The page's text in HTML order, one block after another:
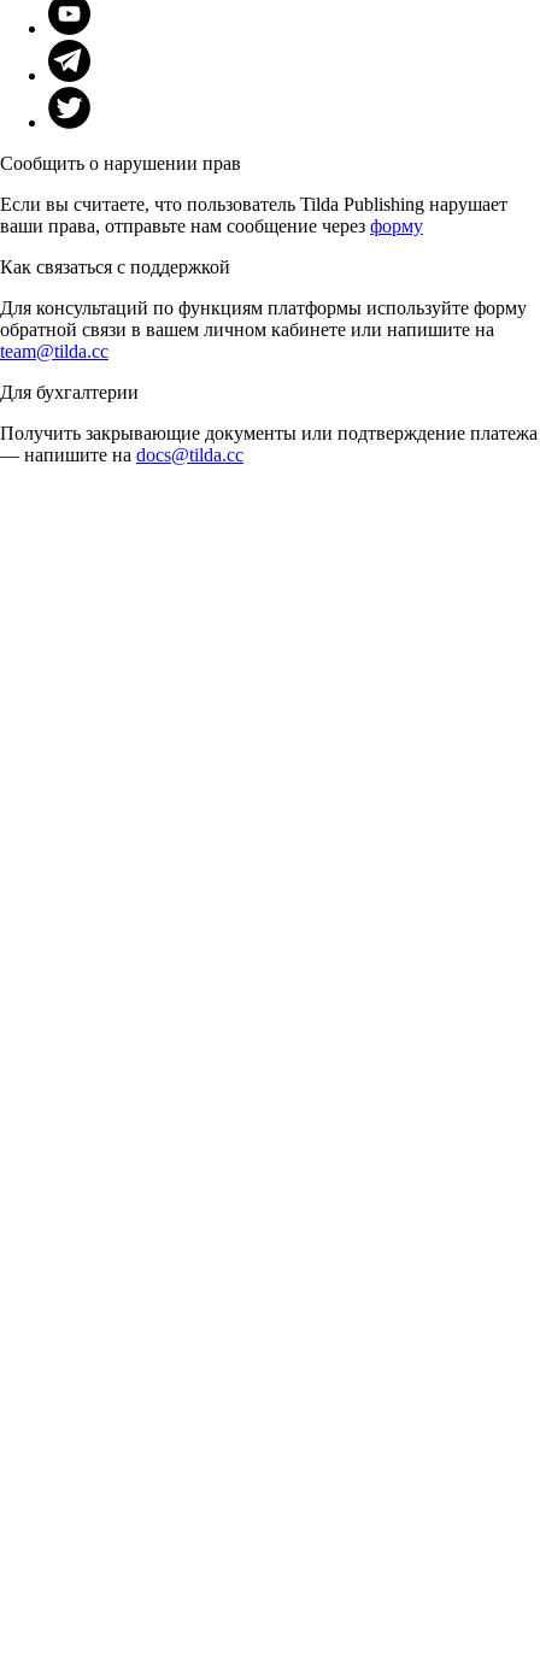
Сообщить о нарушении прав
Если вы считаете, что пользователь Tilda Publishing нарушает
ваши права, отправьте нам сообщение через форму
Как связаться с поддержкой
Для консультаций по функциям платформы используйте форму
обратной связи в вашем личном кабинете или напишите на
team@tilda.cc
Для бухгалтерии
Получить закрывающие документы или подтверждение платежа
— напишите на docs@tilda.cc